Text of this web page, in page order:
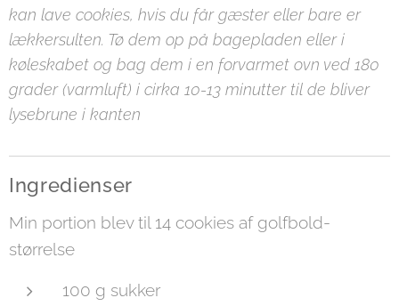
kan lave cookies, hvis du får gæster eller bare er
lækkersulten. Tø dem op på bagepladen eller i
køleskabet og bag dem i en forvarmet ovn ved 180
grader (varmluft) i cirka 10-13 minutter til de bliver
lysebrune i kanten
Ingredienser
Min portion blev til 14 cookies af golfbold-
størrelse
100 g sukker